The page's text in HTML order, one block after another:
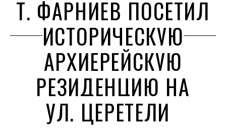
Т. ФАРНИЕВ ПОСЕТИЛ
ИСТОРИЧЕСКУЮ
АРХИЕРЕЙСКУЮ
РЕЗИДЕНЦИЮ НА
УЛ. ЦЕРЕТЕЛИ